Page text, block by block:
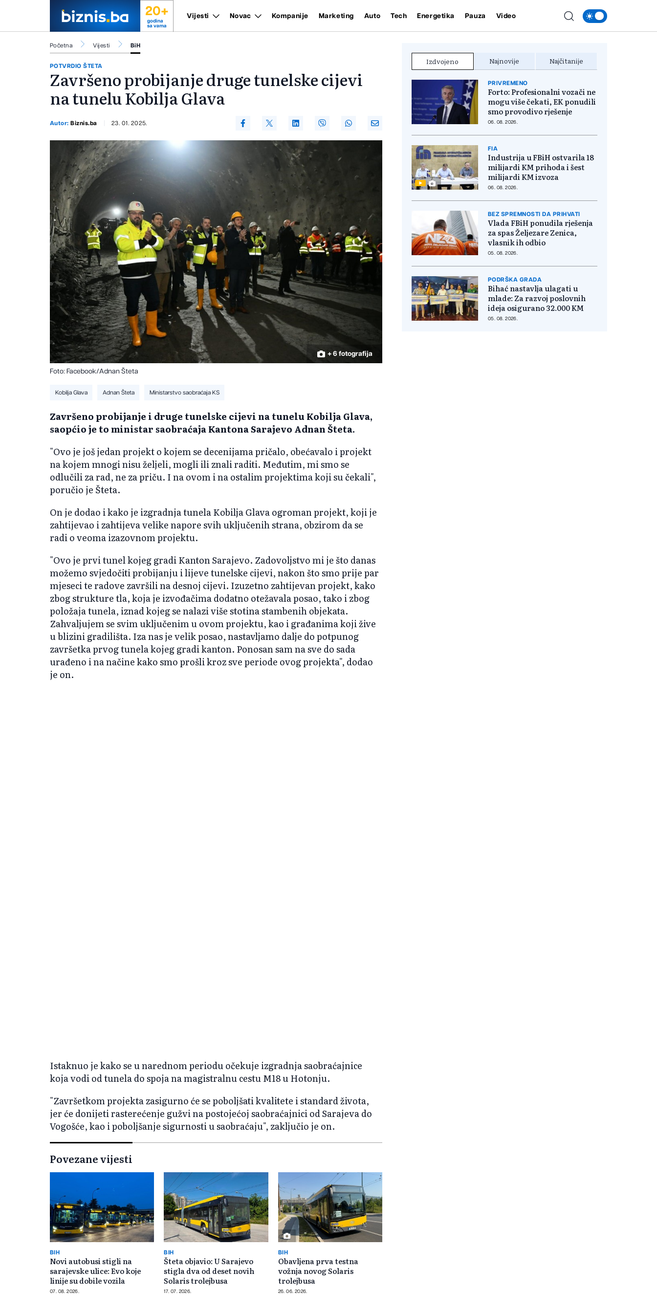
20+
godina
sa vama
Vijesti Novac Kompanije Marketing Auto Tech Energetika Pauza Video
Početna Vijesti BiH
POTVRDIO ŠTETA
Završeno probijanje druge tunelske cijevi
na tunelu Kobilja Glava
Autor:Biznis.ba 23. 01. 2025.
+ 6 fotografija
Foto: Facebook/Adnan Šteta
Kobilja Glava Adnan Šteta Ministarstvo saobraćaja KS
Završeno probijanje i druge tunelske cijevi na tunelu Kobilja Glava,
saopćio je to ministar saobraćaja Kantona Sarajevo Adnan Šteta.
"Ovo je još jedan projekt o kojem se decenijama pričalo, obećavalo i projekt
na kojem mnogi nisu željeli, mogli ili znali raditi. Međutim, mi smo se
odlučili za rad, ne za priču. I na ovom i na ostalim projektima koji su čekali",
poručio je Šteta.
On je dodao i kako je izgradnja tunela Kobilja Glava ogroman projekt, koji je
zahtijevao i zahtijeva velike napore svih uključenih strana, obzirom da se
radi o veoma izazovnom projektu.
"Ovo je prvi tunel kojeg gradi Kanton Sarajevo. Zadovoljstvo mi je što danas
možemo svjedočiti probijanju i lijeve tunelske cijevi, nakon što smo prije par
mjeseci te radove završili na desnoj cijevi. Izuzetno zahtijevan projekt, kako
zbog strukture tla, koja je izvođačima dodatno otežavala posao, tako i zbog
položaja tunela, iznad kojeg se nalazi više stotina stambenih objekata.
Zahvaljujem se svim uključenim u ovom projektu, kao i građanima koji žive
u blizini gradilišta. Iza nas je velik posao, nastavljamo dalje do potpunog
završetka prvog tunela kojeg gradi kanton. Ponosan sam na sve do sada
urađeno i na načine kako smo prošli kroz sve periode ovog projekta", dodao
je on.
Istaknuo je kako se u narednom periodu očekuje izgradnja saobraćajnice
koja vodi od tunela do spoja na magistralnu cestu M18 u Hotonju.
"Završetkom projekta zasigurno će se poboljšati kvalitete i standard života,
jer će donijeti rasterećenje gužvi na postojećoj saobraćajnici od Sarajeva do
Vogošće, kao i poboljšanje sigurnosti u saobraćaju", zaključio je on.
Povezane vijesti
BIH
Novi autobusi stigli na
sarajevske ulice: Evo koje
linije su dobile vozila
07. 08. 2026.
BIH
Šteta objavio: U Sarajevo
stigla dva od deset novih
Solaris trolejbusa
17. 07. 2026.
BIH
Obavljena prva testna
vožnja novog Solaris
trolejbusa
26. 06. 2026.
Izdvojeno Najnovije Najčitanije
PRIVREMENO
Forto: Profesionalni vozači ne
mogu više čekati, EK ponudili
smo provodivo rješenje
06. 08. 2026.
FIA
Industrija u FBiH ostvarila 18
milijardi KM prihoda i šest
milijardi KM izvoza
06. 08. 2026.
BEZ SPREMNOSTI DA PRIHVATI
Vlada FBiH ponudila rješenja
za spas Željezare Zenica,
vlasnik ih odbio
05. 08. 2026.
PODRŠKA GRADA
Bihać nastavlja ulagati u
mlade: Za razvoj poslovnih
ideja osigurano 32.000 KM
05. 08. 2026.